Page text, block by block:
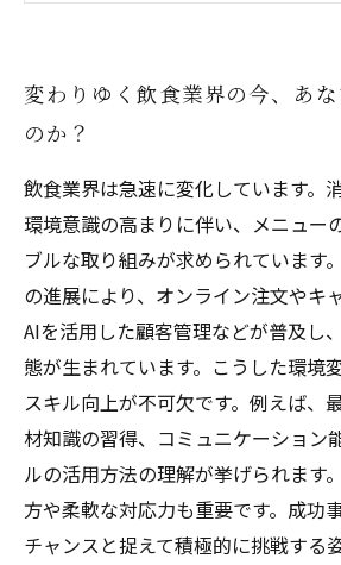
つける
未来を切り拓くあなたへ－飲食
成長の道筋
飲食業界で今知っておきたい
現状
プロフェッショナルとして輝
己成長術
変わりゆく飲食業界の今、あ
のか？
飲食業界は急速に変化しています。
環境意識の高まりに伴い、メニュー
ブルな取り組みが求められています
の進展により、オンライン注文やキ
AIを活用した顧客管理などが普及し
態が生まれています。こうした環境
スキル向上が不可欠です。例えば、
材知識の習得、コミュニケーション
ルの活用方法の理解が挙げられます
方や柔軟な対応力も重要です。成功
チャンスと捉えて積極的に挑戦する